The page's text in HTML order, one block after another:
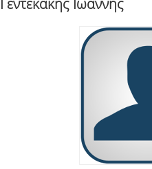
Γεντεκάκης Ιωάννης